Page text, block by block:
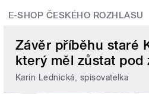
E-SHOP ČESKÉHO ROZHLASU
Závěr příběhu staré
který měl zůstat pod
Karin Lednická, spisovatelka